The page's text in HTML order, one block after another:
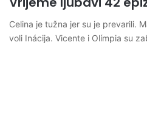
Celina je tužna jer su je prevarili.
voli Inácija. Vicente i Olímpia su